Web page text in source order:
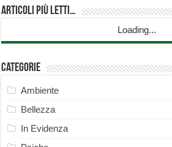
Articoli più Letti…
Loading...
Categorie
Ambiente
Bellezza
In Evidenza